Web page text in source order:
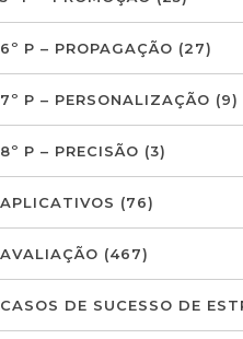
6º P – PROPAGAÇÃO (27)
7º P – PERSONALIZAÇÃO (9)
8º P – PRECISÃO (3)
APLICATIVOS (76)
AVALIAÇÃO (467)
CASOS DE SUCESSO DE